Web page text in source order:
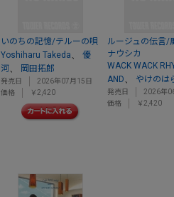
いのちの記憶/テルーの唄
Yoshiharu Takeda
優
河
岡田拓郎
発売日
2026年07月15日
価格
￥2,420
ルージュの伝言/
ナウシカ
WACK WACK
AND
やけのは
発売日
2026年
価格
￥2,420